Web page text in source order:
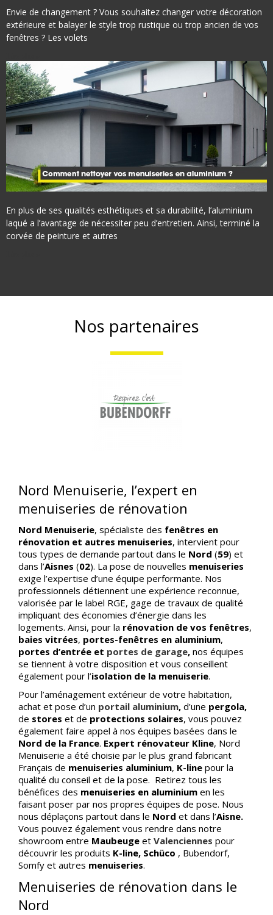
Envie de changement ? Vous souhaitez changer votre décoration
extérieure et balayer le style trop rustique ou trop ancien de vos
fenêtres ? Les volets
En plus de ses qualités esthétiques et sa durabilité, l’aluminium
laqué a l’avantage de nécessiter peu d’entretien. Ainsi, terminé la
corvée de peinture et autres
Nos partenaires
Nord Menuiserie, l’expert en
menuiseries de rénovation
Nord Menuiserie, spécialiste des fenêtres en
rénovation et autres menuiseries, intervient pour
tous types de demande partout dans le Nord (59) et
dans l’Aisnes (02). La pose de nouvelles menuiseries
exige l’expertise d’une équipe performante. Nos
professionnels détiennent une expérience reconnue,
valorisée par le label RGE, gage de travaux de qualité
impliquant des économies d’énergie dans les
logements. Ainsi, pour la rénovation de vos fenêtres,
baies vitrées, portes-fenêtres en aluminium,
portes d’entrée et portes de garage, nos équipes
se tiennent à votre disposition et vous conseillent
également pour l’isolation de la menuiserie.
Pour l’aménagement extérieur de votre habitation,
achat et pose d’un portail aluminium, d’une pergola,
de stores et de protections solaires, vous pouvez
également faire appel à nos équipes basées dans le
Nord de la France. Expert rénovateur Kline, Nord
Menuiserie a été choisie par le plus grand fabricant
Français de menuiseries aluminium, K-line pour la
qualité du conseil et de la pose. Retirez tous les
bénéfices des menuiseries en aluminium en les
faisant poser par nos propres équipes de pose. Nous
nous déplaçons partout dans le Nord et dans l’Aisne.
Vous pouvez également vous rendre dans notre
showroom entre Maubeuge et Valenciennes pour
découvrir les produits K-line, Schüco , Bubendorf,
Somfy et autres menuiseries.
Menuiseries de rénovation dans le
Nord